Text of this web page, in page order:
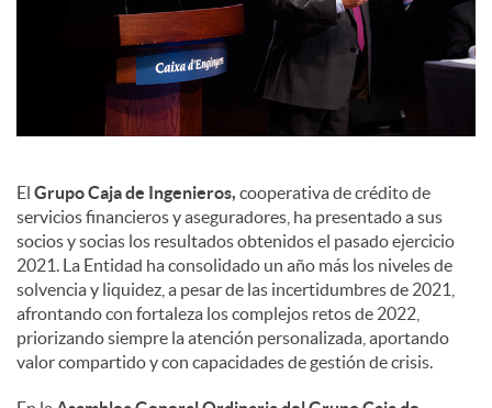
El Grupo Caja de Ingenieros, cooperativa de crédito de
servicios financieros y aseguradores, ha presentado a sus
socios y socias los resultados obtenidos el pasado ejercicio
2021. La Entidad ha consolidado un año más los niveles de
solvencia y liquidez, a pesar de las incertidumbres de 2021,
afrontando con fortaleza los complejos retos de 2022,
priorizando siempre la atención personalizada, aportando
valor compartido y con capacidades de gestión de crisis.